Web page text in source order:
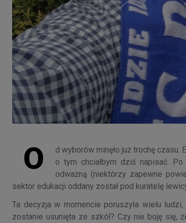
O
d wyborów minęło już trochę czasu.
o tym chciałbym dziś napisać.
odważną (niektórzy zapewne
sektor edukacji oddany został pod kuratelę
Ta decyzja w momencie poruszyła wielu
zostanie usunięta ze szkół? Czy nie boję się,